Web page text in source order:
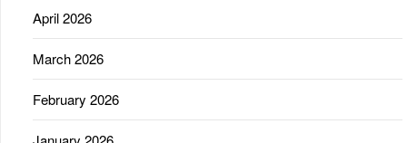
April 2026
March 2026
February 2026